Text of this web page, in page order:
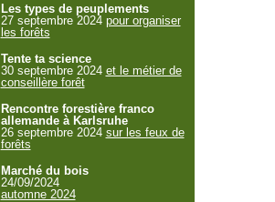
Les types de peuplements
27 septembre 2024 pour organiser
les forêts
Tente ta science
30 septembre 2024 et le métier de
conseillère forêt
Rencontre forestière franco
allemande à Karlsruhe
26 septembre 2024 sur les feux de
forêts
Marché du bois
24/09/2024
automne 2024